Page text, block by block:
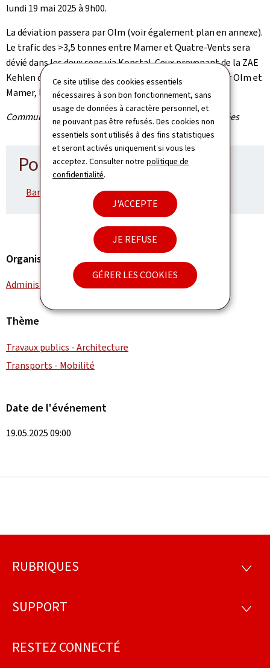
Ce site utilise des cookies essentiels
nécessaires à son bon fonctionnement, sans
usage de données à caractère personnel, et
ne pouvant pas être refusés. Des cookies non
essentiels sont utilisés à des fins statistiques
et seront activés uniquement si vous les
acceptez. Consulter notrepolitique de
confidentialité.
J'ACCEPTE
JE REFUSE
GÉRER LES COOKIES
lundi 19 mai 2025 à 9h00.
La déviation passera par Olm (voir également plan en annexe).
Le trafic des >3,5 tonnes entre Mamer et Quatre-Vents sera
dévié dans les deux sens via Kopstal. Ceux provenant de la ZAE
Kehlen devront impérativement suivre la déviation par Olm et
Mamer, le passage par Kehlen n'étant pas possible.
Communiqué par l'Administration des ponts et chaussées
Pour en savoir plus
Barrage à Kehlen (Pdf, 847 Ko)
Organisation
Administration des ponts et chaussées
Thème
Travaux publics - Architecture
Transports - Mobilité
Date de l'événement
19.05.2025 09:00
Pied
page
RUBRIQUES
SUPPORT
RESTEZ CONNECTÉ